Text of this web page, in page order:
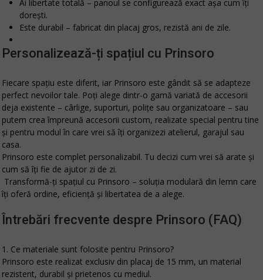
Ai libertate totală – panoul se configurează exact așa cum îți
dorești.
Este durabil – fabricat din placaj gros, rezistă ani de zile.
Personalizează-ți spațiul cu Prinsoro
Fiecare spațiu este diferit, iar Prinsoro este gândit să se adapteze
perfect nevoilor tale. Poți alege dintr-o gamă variată de accesorii
deja existente – cârlige, suporturi, polițe sau organizatoare – sau
putem crea împreună accesorii custom, realizate special pentru tine
și pentru modul în care vrei să îți organizezi atelierul, garajul sau
casa.
Prinsoro este complet personalizabil. Tu decizi cum vrei să arate și
cum să îți fie de ajutor zi de zi.
Transformă-ți spațiul cu Prinsoro – soluția modulară din lemn care
îți oferă ordine, eficiență și libertatea de a alege.
Întrebări frecvente despre Prinsoro (FAQ)
1. Ce materiale sunt folosite pentru Prinsoro?
Prinsoro este realizat exclusiv din placaj de 15 mm, un material
rezistent, durabil și prietenos cu mediul.